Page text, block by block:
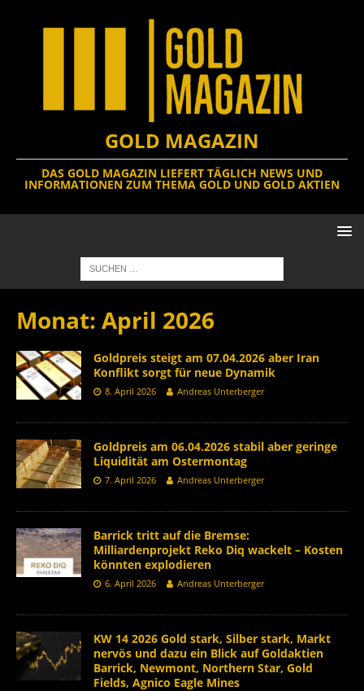
GOLD MAGAZIN
DAS GOLD MAGAZIN LIEFERT TÄGLICH NEWS UND
INFORMATIONEN ZUM THEMA GOLD UND GOLD AKTIEN
Monat: April 2026
Goldpreis steigt am 07.04.2026 aber Iran
Konflikt sorgt für neue Dynamik
8. April 2026 Andreas Unterberger
Goldpreis am 06.04.2026 stabil aber geringe
Liquidität am Ostermontag
7. April 2026 Andreas Unterberger
Barrick tritt auf die Bremse:
Milliardenprojekt Reko Diq wackelt – Kosten
könnten explodieren
6. April 2026 Andreas Unterberger
KW 14 2026 Gold stark, Silber stark, Markt
nervös und dazu ein Blick auf Goldaktien
Barrick, Newmont, Northern Star, Gold
Fields, Agnico Eagle Mines